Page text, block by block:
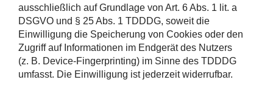
ausschließlich auf Grundlage von Art. 6 Abs. 1 lit. a
DSGVO und § 25 Abs. 1 TDDDG, soweit die
Einwilligung die Speicherung von Cookies oder den
Zugriff auf Informationen im Endgerät des Nutzers
(z. B. Device-Fingerprinting) im Sinne des TDDDG
umfasst. Die Einwilligung ist jederzeit widerrufbar.